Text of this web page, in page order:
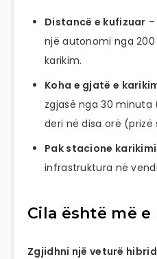
Distancë e kufizuar
një autonomi nga
karikim.
Koha e gjatë e
zgjasë nga 30
deri në disa orë (prizë
Pak stacione karikimi
infrastruktura në
Cila është më
Zgjidhni një veturë